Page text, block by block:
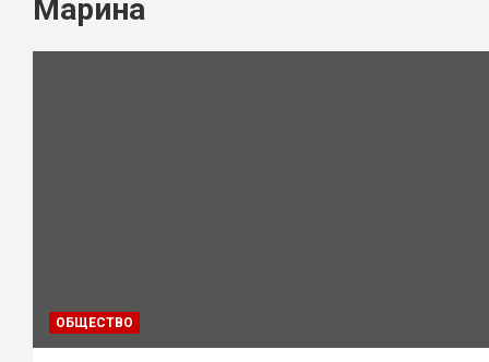
Марина
ОБЩЕСТВО